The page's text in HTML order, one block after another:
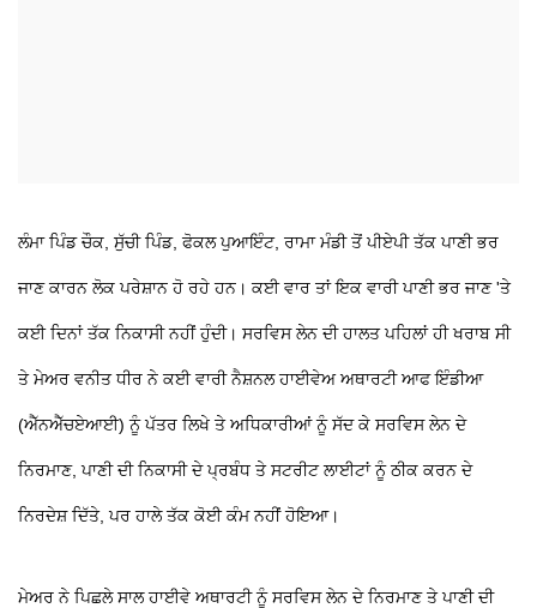
ਲੰਮਾ ਪਿੰਡ ਚੌਕ, ਸੁੱਚੀ ਪਿੰਡ, ਫੋਕਲ ਪੁਆਇੰਟ, ਰਾਮਾ ਮੰਡੀ ਤੋਂ ਪੀਏਪੀ ਤੱਕ ਪਾਣੀ ਭਰ
ਜਾਣ ਕਾਰਨ ਲੋਕ ਪਰੇਸ਼ਾਨ ਹੋ ਰਹੇ ਹਨ। ਕਈ ਵਾਰ ਤਾਂ ਇਕ ਵਾਰੀ ਪਾਣੀ ਭਰ ਜਾਣ 'ਤੇ
ਕਈ ਦਿਨਾਂ ਤੱਕ ਨਿਕਾਸੀ ਨਹੀਂ ਹੁੰਦੀ। ਸਰਵਿਸ ਲੇਨ ਦੀ ਹਾਲਤ ਪਹਿਲਾਂ ਹੀ ਖਰਾਬ ਸੀ
ਤੇ ਮੇਅਰ ਵਨੀਤ ਧੀਰ ਨੇ ਕਈ ਵਾਰੀ ਨੈਸ਼ਨਲ ਹਾਈਵੇਅ ਅਥਾਰਟੀ ਆਫ ਇੰਡੀਆ
(ਐੱਨਐੱਚਏਆਈ) ਨੂੰ ਪੱਤਰ ਲਿਖੇ ਤੇ ਅਧਿਕਾਰੀਆਂ ਨੂੰ ਸੱਦ ਕੇ ਸਰਵਿਸ ਲੇਨ ਦੇ
ਨਿਰਮਾਣ, ਪਾਣੀ ਦੀ ਨਿਕਾਸੀ ਦੇ ਪ੍ਰਬੰਧ ਤੇ ਸਟਰੀਟ ਲਾਈਟਾਂ ਨੂੰ ਠੀਕ ਕਰਨ ਦੇ
ਨਿਰਦੇਸ਼ ਦਿੱਤੇ, ਪਰ ਹਾਲੇ ਤੱਕ ਕੋਈ ਕੰਮ ਨਹੀਂ ਹੋਇਆ।
ਮੇਅਰ ਨੇ ਪਿਛਲੇ ਸਾਲ ਹਾਈਵੇ ਅਥਾਰਟੀ ਨੂੰ ਸਰਵਿਸ ਲੇਨ ਦੇ ਨਿਰਮਾਣ ਤੇ ਪਾਣੀ ਦੀ